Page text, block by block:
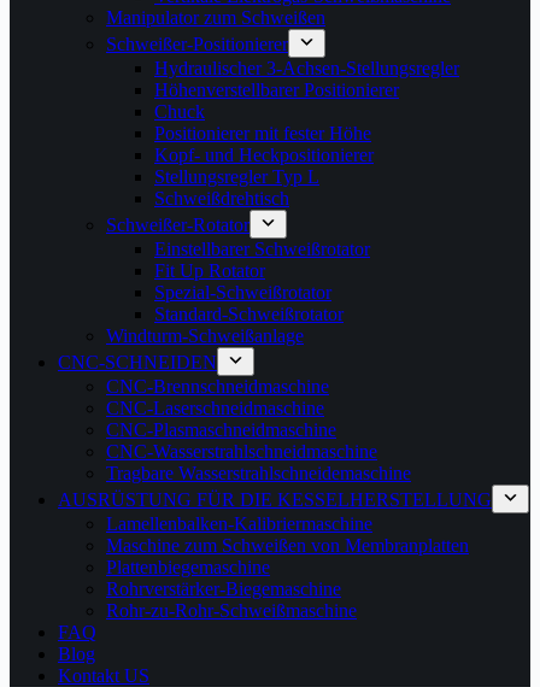
Manipulator zum Schweißen
Schweißer-Positionierer
Hydraulischer 3-Achsen-Stellungsregler
Höhenverstellbarer Positionierer
Chuck
Positionierer mit fester Höhe
Kopf- und Heckpositionierer
Stellungsregler Typ L
Schweißdrehtisch
Schweißer-Rotator
Einstellbarer Schweißrotator
Fit Up Rotator
Spezial-Schweißrotator
Standard-Schweißrotator
Windturm-Schweißanlage
CNC-SCHNEIDEN
CNC-Brennschneidmaschine
CNC-Laserschneidmaschine
CNC-Plasmaschneidmaschine
CNC-Wasserstrahlschneidmaschine
Tragbare Wasserstrahlschneidemaschine
AUSRÜSTUNG FÜR DIE KESSELHERSTELLUNG
Lamellenbalken-Kalibriermaschine
Maschine zum Schweißen von Membranplatten
Plattenbiegemaschine
Rohrverstärker-Biegemaschine
Rohr-zu-Rohr-Schweißmaschine
FAQ
Blog
Kontakt US